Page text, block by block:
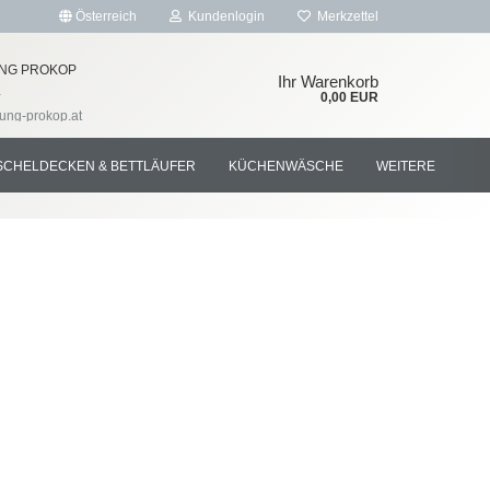
Österreich Kundenlogin Merkzettel
PROKOP
prokop.at
Ihr Warenkorb
0,00 EUR
& BETTLÄUFER KÜCHENWÄSCHE WEITERE